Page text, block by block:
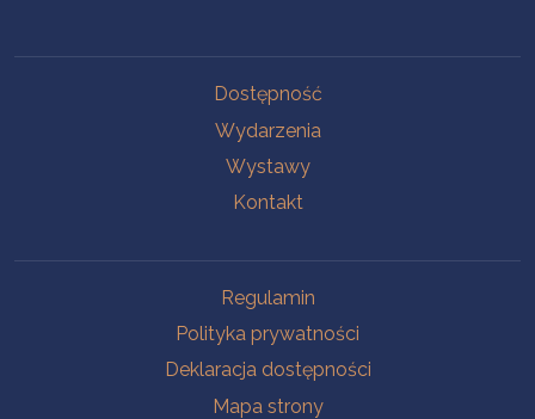
Dostępność
Wydarzenia
Wystawy
Kontakt
Regulamin
Polityka prywatności
Deklaracja dostępności
Mapa strony